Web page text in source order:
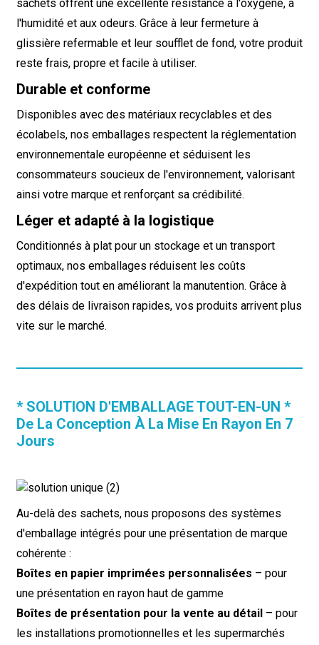
sachets offrent une excellente résistance à l'oxygène, à
l'humidité et aux odeurs. Grâce à leur fermeture à
glissière refermable et leur soufflet de fond, votre produit
reste frais, propre et facile à utiliser.
Durable et conforme
Disponibles avec des matériaux recyclables et des
écolabels, nos emballages respectent la réglementation
environnementale européenne et séduisent les
consommateurs soucieux de l'environnement, valorisant
ainsi votre marque et renforçant sa crédibilité.
Léger et adapté à la logistique
Conditionnés à plat pour un stockage et un transport
optimaux, nos emballages réduisent les coûts
d'expédition tout en améliorant la manutention. Grâce à
des délais de livraison rapides, vos produits arrivent plus
vite sur le marché.
* SOLUTION D'EMBALLAGE TOUT-EN-UN *
De La Conception À La Mise En Rayon En 7
Jours
Au-delà des sachets, nous proposons des systèmes
d'emballage intégrés pour une présentation de marque
cohérente :
Boîtes en papier imprimées personnalisées – pour
une présentation en rayon haut de gamme
Boîtes de présentation pour la vente au détail– pour
les installations promotionnelles et les supermarchés